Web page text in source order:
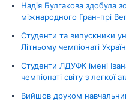
Надія Булгакова здобула
міжнародного Гран-прі
Студенти та випускники
Літньому чемпіонаті
Студенти ЛДУФК імені
чемпіонаті світу з легкої
Вийшов друком